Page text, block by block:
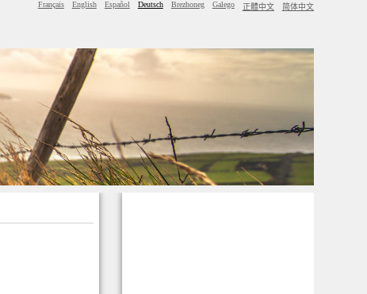
Français English Español Deutsch Brezhoneg Galego 正體中文 简体中文